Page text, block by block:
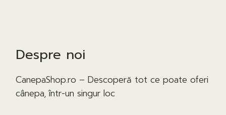
Despre noi
CanepaShop.ro – Descoperă tot ce poate oferi
cânepa, într-un singur loc